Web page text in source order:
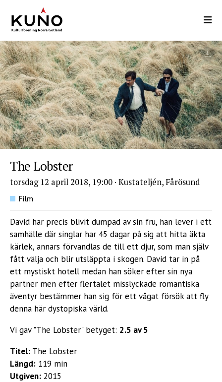
till
huvudinnehåll
The Lobster
torsdag 12 april 2018, 19:00 · Kustateljén, Fårösund
Film
David har precis blivit dumpad av sin fru, han lever i ett
samhälle där singlar har 45 dagar på sig att hitta äkta
kärlek, annars förvandlas de till ett djur, som man själv
fått välja och blir utsläppta i skogen. David tar in på
ett mystiskt hotell medan han söker efter sin nya
partner men efter flertalet misslyckade romantiska
äventyr bestämmer han sig för ett vågat försök att fly
denna här dystopiska värld.
Vi gav "The Lobster" betyget: 2.5 av 5
Titel: The Lobster
Längd: 119 min
Utgiven: 2015